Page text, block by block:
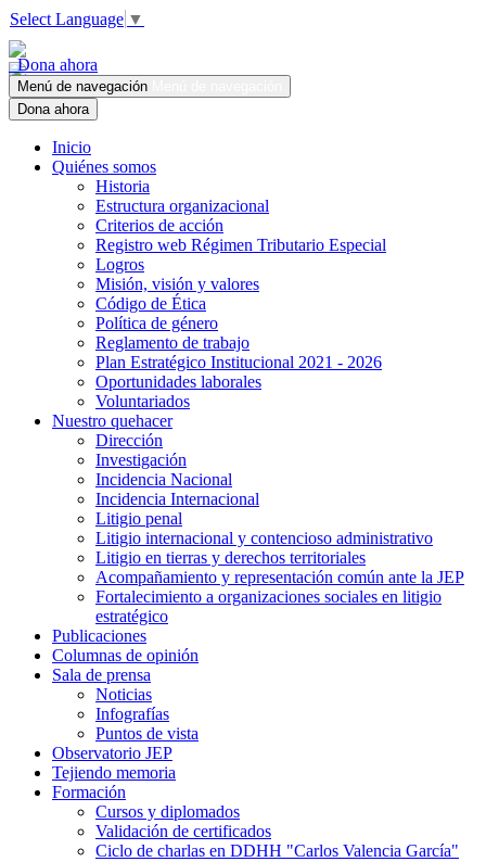
Select Language ▼
Dona ahora
Menú de navegación
Dona ahora
Inicio
Quiénes somos
Historia
Estructura organizacional
Criterios de acción
Registro web Régimen Tributario Especial
Logros
Misión, visión y valores
Código de Ética
Política de género
Reglamento de trabajo
Plan Estratégico Institucional 2021 - 2026
Oportunidades laborales
Voluntariados
Nuestro quehacer
Dirección
Investigación
Incidencia Nacional
Incidencia Internacional
Litigio penal
Litigio internacional y contencioso administrativo
Litigio en tierras y derechos territoriales
Acompañamiento y representación común ante la JEP
Fortalecimiento a organizaciones sociales en litigio
estratégico
Publicaciones
Columnas de opinión
Sala de prensa
Noticias
Infografías
Puntos de vista
Observatorio JEP
Tejiendo memoria
Formación
Cursos y diplomados
Validación de certificados
Ciclo de charlas en DDHH "Carlos Valencia García"